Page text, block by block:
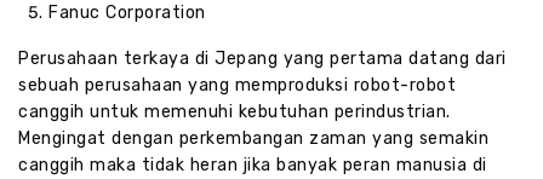
Fanuc Corporation
Perusahaan terkaya di Jepang yang pertama datang dari
sebuah perusahaan yang memproduksi robot-robot
canggih untuk memenuhi kebutuhan perindustrian.
Mengingat dengan perkembangan zaman yang semakin
canggih maka tidak heran jika banyak peran manusia di